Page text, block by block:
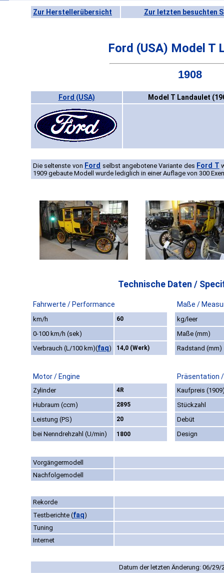
Zur Herstellerübersicht Zur letzten besuchten
Ford (USA) Model T
1908
Ford (USA) Model T Landaulet
Die seltenste von Ford selbst angebotene Variante des Ford T
1909 gebaute Modell wurde lediglich in einer Auflage von 300
Technische Daten /
Fahrwerte / Performance Maße /
km/h 60
kg/leer
0-100 km/h (sek)
Maße (mm)
Verbrauch (L/100 km)(faq) 14,0 (Werk) Radstand (mm)
Motor / Engine Präsentation
Zylinder 4R
Kaufpreis
Hubraum (ccm)
2895
Stückzahl
Leistung (PS)
20
Debüt
bei Nenndrehzahl (U/min)
1800 Design
Vorgängermodell
Nachfolgemodell
Rekorde
Testberichte (faq)
Tuning
Internet
Datum der letzten Änderung: 06/29/